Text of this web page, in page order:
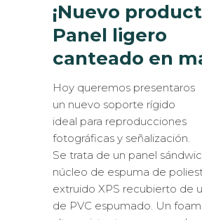
¡Nuevo
Panel ligero
canteado en
Hoy queremos presentaros
un nuevo soporte rígido
ideal para reproducciones
fotográficas y señalización.
Se trata de un panel
núcleo de espuma de
extruido XPS recubierto de
de PVC espumado. Un